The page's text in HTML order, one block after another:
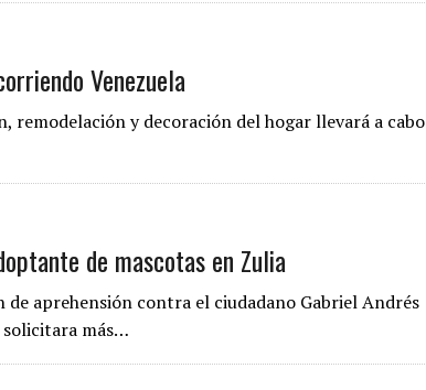
Venezuela
remodelación y decoración del hogar llevará a cabo
de mascotas en Zulia
aprehensión contra el ciudadano Gabriel Andrés
solicitara más…